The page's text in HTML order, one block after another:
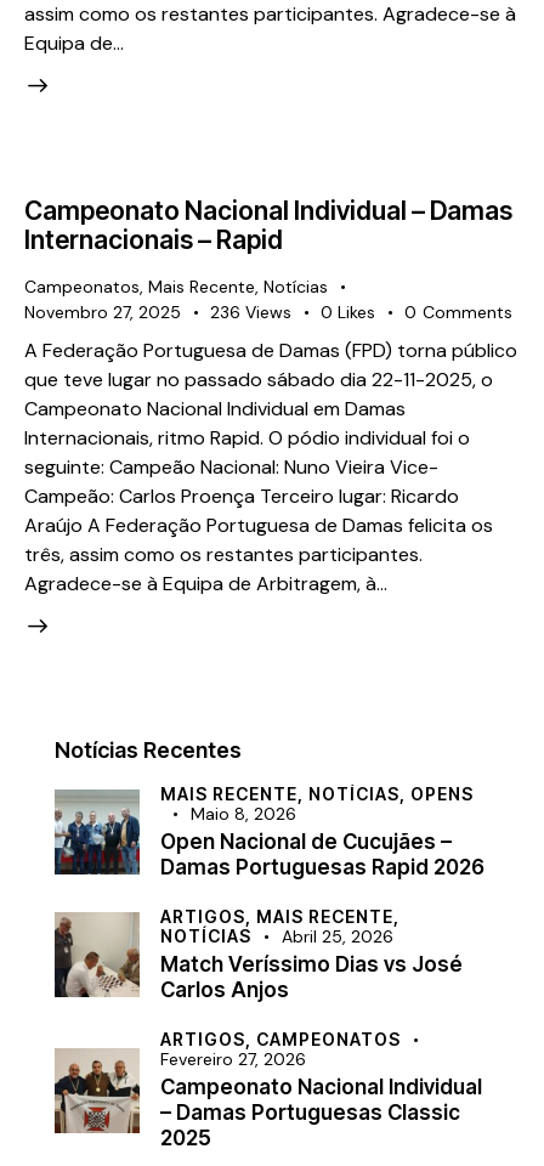
assim como os restantes participantes. Agradece-se à
Equipa de…
Campeonato Nacional Individual – Damas
Internacionais – Rapid
Campeonatos, Mais Recente, Notícias
Novembro 27, 2025
236 Views 0 Likes 0 Comments
A Federação Portuguesa de Damas (FPD) torna público
que teve lugar no passado sábado dia 22-11-2025, o
Campeonato Nacional Individual em Damas
Internacionais, ritmo Rapid. O pódio individual foi o
seguinte: Campeão Nacional: Nuno Vieira Vice-
Campeão: Carlos Proença Terceiro lugar: Ricardo
Araújo A Federação Portuguesa de Damas felicita os
três, assim como os restantes participantes.
Agradece-se à Equipa de Arbitragem, à…
Notícias Recentes
MAIS RECENTE, NOTÍCIAS, OPENS
Maio 8, 2026
Open Nacional de Cucujães –
Damas Portuguesas Rapid 2026
ARTIGOS, MAIS RECENTE,
NOTÍCIAS
Abril 25, 2026
Match Veríssimo Dias vs José
Carlos Anjos
ARTIGOS, CAMPEONATOS
Fevereiro 27, 2026
Campeonato Nacional Individual
– Damas Portuguesas Classic
2025